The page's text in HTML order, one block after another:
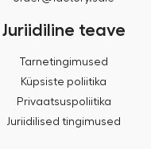
Juriidiline teave
Tarnetingimused
Küpsiste poliitika
Privaatsuspoliitika
Juriidilised tingimused